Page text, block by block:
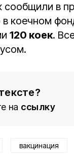
сообщили в
в коечном
120 коек.
на ссылку
вакцинация